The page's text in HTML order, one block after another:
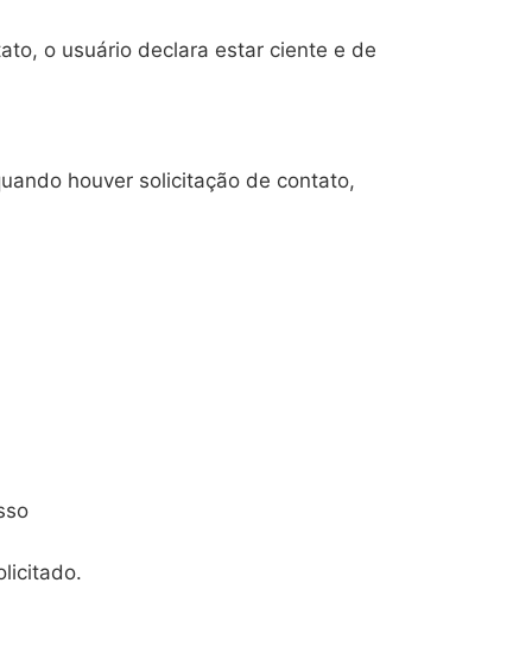
o usuário declara estar ciente e de
houver solicitação de contato,